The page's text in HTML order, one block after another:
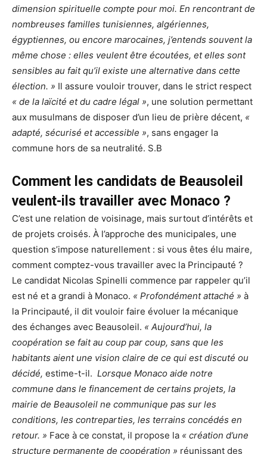
dimension spirituelle compte pour moi. En rencontrant de
nombreuses familles tunisiennes, algériennes,
égyptiennes, ou encore marocaines, j’entends souvent la
même chose : elles veulent être écoutées, et elles sont
sensibles au fait qu’il existe une alternative dans cette
élection. » Il assure vouloir trouver, dans le strict respect
« de la laïcité et du cadre légal », une solution permettant
aux musulmans de disposer d’un lieu de prière décent, «
adapté, sécurisé et accessible », sans engager la
commune hors de sa neutralité. S.B
Comment les candidats de Beausoleil
veulent-ils travailler avec Monaco ?
C’est une relation de voisinage, mais surtout d’intérêts et
de projets croisés. À l’approche des municipales, une
question s’impose naturellement : si vous êtes élu maire,
comment comptez-vous travailler avec la Principauté ?
Le candidat Nicolas Spinelli commence par rappeler qu’il
est né et a grandi à Monaco. « Profondément attaché » à
la Principauté, il dit vouloir faire évoluer la mécanique
des échanges avec Beausoleil. « Aujourd’hui, la
coopération se fait au coup par coup, sans que les
habitants aient une vision claire de ce qui est discuté ou
décidé, estime-t-il. Lorsque Monaco aide notre
commune dans le financement de certains projets, la
mairie de Beausoleil ne communique pas sur les
conditions, les contreparties, les terrains concédés en
retour. » Face à ce constat, il propose la « création d’une
structure permanente de coopération » réunissant des